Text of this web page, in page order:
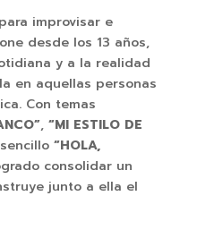
improvisar e
desde los 13 años,
y a la realidad
en aquellas personas
Con temas
, “MI ESTILO DE
“HOLA,
consolidar un
junto a ella el